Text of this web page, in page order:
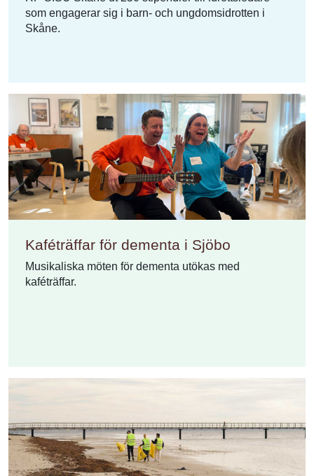
som engagerar sig i barn- och ungdomsidrotten i
Skåne.
Kaféträffar för dementa i Sjöbo
Musikaliska möten för dementa utökas med
kaféträffar.